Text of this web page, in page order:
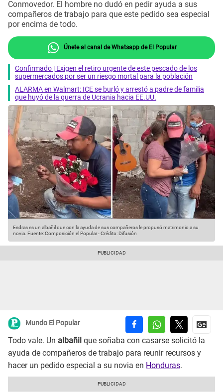
Conmovedor. El hombre no dudó en pedir ayuda a sus
compañeros de trabajo para que este pedido sea especial
por encima de todo.
Únete al canal de Whatsapp de El Popular
Confirmado | Exigen el retiro urgente de este pescado de los
supermercados por ser un riesgo mortal para la población
ALARMA en Walmart: ICE se burló y arrestó a padre de familia
que huyó de la guerra de Ucrania hacia EE.UU.
Esdras es un albañil que con la ayuda de sus compañeros le propusó matrimonio a su
novia. Fuente: Composición el Popular-Crédito: Difusión
Mundo El Popular
Todo vale. Un albañil que soñaba con casarse solicitó la
ayuda de compañeros de trabajo para reunir recursos y
hacer un pedido especial a su novia en Honduras.